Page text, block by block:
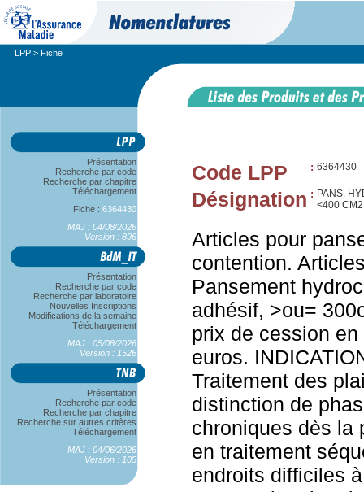
LPP > Fiche
Présentation
Recherche par code
Recherche par chapitre
Téléchargement
Fiche : 6364430
MAJ : 04/08/2026
Version : 896
Présentation
Recherche par code
Recherche par laboratoire
Nouvelles Inscriptions
Modifications de la semaine
Téléchargement
MAJ : 05/08/2026
Version : 1526
Présentation
Recherche par code
Recherche par chapitre
Recherche sur autres critères
Téléchargement
MAJ : 04/06/2026
Version : 105
Code LPP : 6364430
Désignation : PANS.
<400
Articles pour
contention.
Pansement
adhésif, >ou=
prix de cession
euros.
Traitement des
distinction de
chroniques dès la
en traitement
endroits difficiles